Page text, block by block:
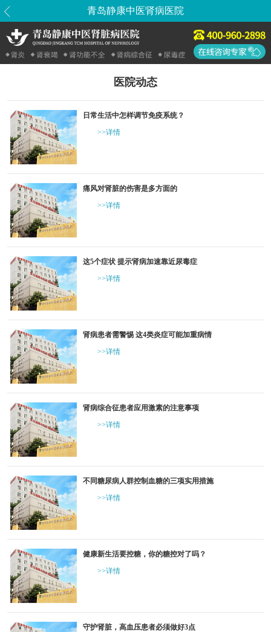
青岛静康中医肾病医院
医院动态
日常生活中怎样调节免疫系统？
>>详情
痛风对肾脏的伤害是多方面的
>>详情
这5个症状 提示肾病加速靠近尿毒症
>>详情
肾病患者需警惕 这4类炎症可能加重病情
>>详情
肾病综合征患者应用激素的注意事项
>>详情
不同糖尿病人群控制血糖的三项实用措施
>>详情
健康新生活要控糖，你的糖控对了吗？
>>详情
守护肾脏，高血压患者必须做好3点